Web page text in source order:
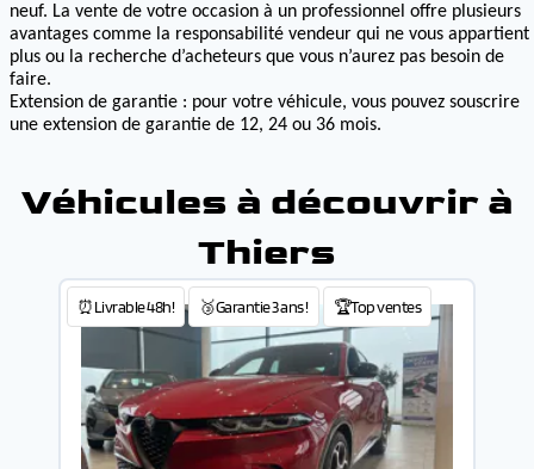
neuf. La vente de votre occasion à un professionnel offre plusieurs
avantages comme la responsabilité vendeur qui ne vous appartient
plus ou la recherche d’acheteurs que vous n’aurez pas besoin de
faire.
Extension de garantie : pour votre véhicule, vous pouvez souscrire
une extension de garantie de 12, 24 ou 36 mois.
Véhicules à découvrir à
Thiers
⏰Livrable 48h! 🥉Garantie 3 ans ! 🏆Top ventes